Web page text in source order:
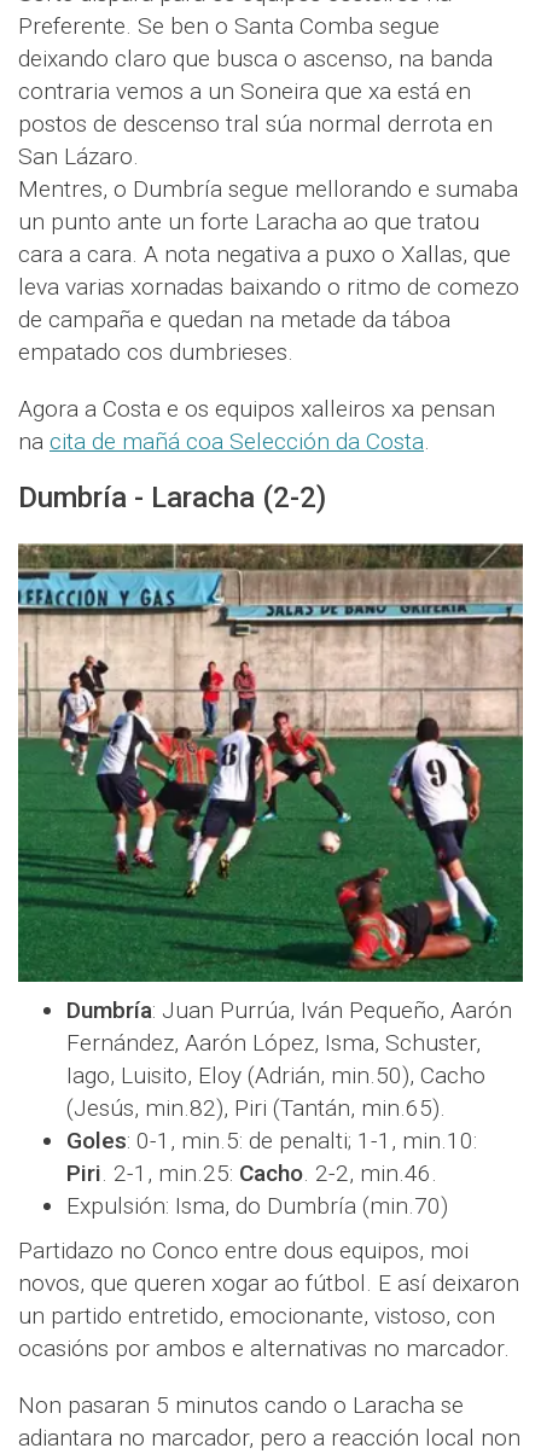
Preferente. Se ben o Santa Comba segue
deixando claro que busca o ascenso, na banda
contraria vemos a un Soneira que xa está en
postos de descenso tral súa normal derrota en
San Lázaro.
Mentres, o Dumbría segue mellorando e sumaba
un punto ante un forte Laracha ao que tratou
cara a cara. A nota negativa a puxo o Xallas, que
leva varias xornadas baixando o ritmo de comezo
de campaña e quedan na metade da táboa
empatado cos dumbrieses.
Agora a Costa e os equipos xalleiros xa pensan
na cita de mañá coa Selección da Costa.
Dumbría - Laracha (2-2)
Dumbría: Juan Purrúa, Iván Pequeño, Aarón
Fernández, Aarón López, Isma, Schuster,
Iago, Luisito, Eloy (Adrián, min.50), Cacho
(Jesús, min.82), Piri (Tantán, min.65).
Goles: 0-1, min.5: de penalti; 1-1, min.10:
Piri. 2-1, min.25: Cacho. 2-2, min.46.
Expulsión: Isma, do Dumbría (min.70)
Partidazo no Conco entre dous equipos, moi
novos, que queren xogar ao fútbol. E así deixaron
un partido entretido, emocionante, vistoso, con
ocasións por ambos e alternativas no marcador.
Non pasaran 5 minutos cando o Laracha se
adiantara no marcador, pero a reacción local non